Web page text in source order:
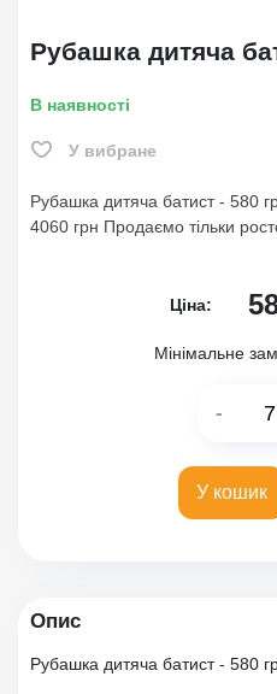
Рубашка дитяча
В наявності
У вибране
Рубашка дитяча батист - 580
4060 грн Продаємо тільки
Ціна:
Мінімальне
-
У кошик
Опис
Рубашка дитяча батист - 580